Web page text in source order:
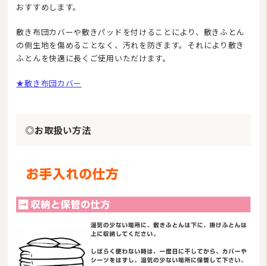
おすすめします。
敷き布団カバーや敷きパッドを付けることにより、敷きふとん
の側生地を傷めることなく、汚れを防ぎます。それにより敷き
ふとんを快適に長くご使用いただけます。
★敷き布団カバー
◎お取扱い方法